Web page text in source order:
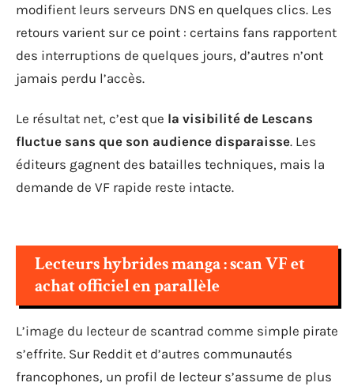
modifient leurs serveurs DNS en quelques clics. Les
retours varient sur ce point : certains fans rapportent
des interruptions de quelques jours, d’autres n’ont
jamais perdu l’accès.
Le résultat net, c’est que la visibilité de Lescans
fluctue sans que son audience disparaisse. Les
éditeurs gagnent des batailles techniques, mais la
demande de VF rapide reste intacte.
Lecteurs hybrides manga : scan VF et
achat officiel en parallèle
L’image du lecteur de scantrad comme simple pirate
s’effrite. Sur Reddit et d’autres communautés
francophones, un profil de lecteur s’assume de plus